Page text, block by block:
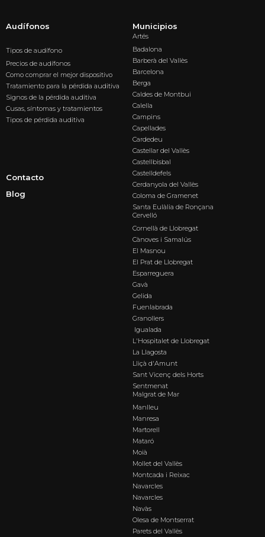
Audífonos
Tipos de audífono
Precios de audífonos
Como comprar el mejor dispositivo
Tratamiento para la pérdida auditiva
Signos de la pérdida auditiva
Cusas, síntomas y tratamientos
Tipos de pérdida auditiva
Contacto
Blog
Municipios
Artés
Badalona
Barberà del Vallès
Barcelona
Berga
Caldes de Montbui
Calella
Campins
Capellades
Cardedeu
Castellar del Vallès
Castellbisbal
Castelldefels
Cerdanyola del Vallès
Coloma de Gramenet
Santa Eulàlia de Ronçana
Cervelló
Cornellà de Llobregat
Cànoves i Samalús
El Masnou
El Prat de Llobregat
Esparreguera
Gavà
Gelida
Fuenlabrada
Granollers
Igualada
L'Hospitalet de Llobregat
La Llagosta
Lliçà d'Amunt
Sant Vicenç dels Horts
Sentmenat
Malgrat de Mar
Manlleu
Manresa
Martorell
Mataró
Moià
Mollet del Vallès
Montcada i Reixac
Navarcles
Navarcles
Navàs
Olesa de Montserrat
Parets del Vallès